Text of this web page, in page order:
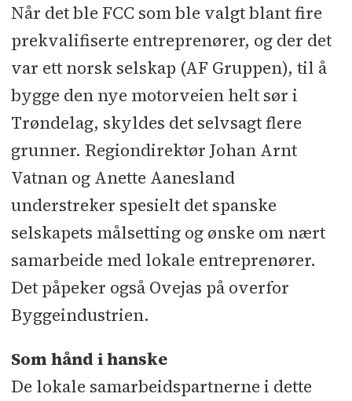
Når det ble FCC som ble valgt blant fire
prekvalifiserte entreprenører, og der det
var ett norsk selskap (AF Gruppen), til å
bygge den nye motorveien helt sør i
Trøndelag, skyldes det selvsagt flere
grunner. Regiondirektør Johan Arnt
Vatnan og Anette Aanesland
understreker spesielt det spanske
selskapets målsetting og ønske om nært
samarbeide med lokale entreprenører.
Det påpeker også Ovejas på overfor
Byggeindustrien.
Som hånd i hanske
De lokale samarbeidspartnerne i dette